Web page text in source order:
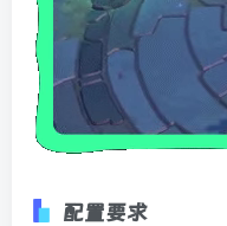
配置要求